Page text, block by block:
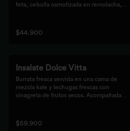
feta, cebolla osmotizada en remolacha,
Pollo Romero y finalizada con cipolla
corcante.
$44.900
Insalate Dolce Vitta
Burrata fresca servida en una cama de
mezcla kale y lechugas frescas con
vinagreta de frutos secos. Acompañada
finalizada con bastones de pan de masa
madre al grill.
$59.900